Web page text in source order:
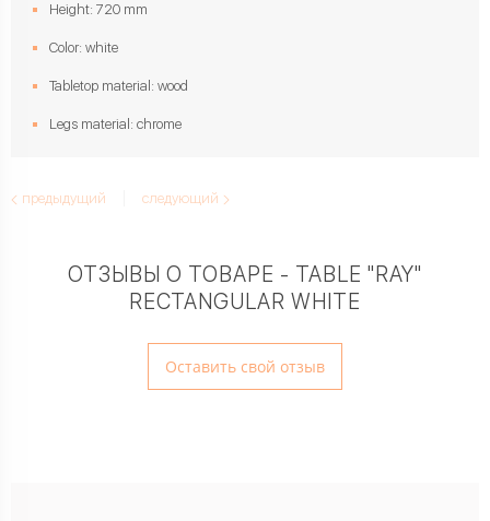
Height: 720 mm
Color: white
Tabletop material: wood
Legs material: chrome
предыдущий следующий
ОТЗЫВЫ О ТОВАРЕ - TABLE "RAY"
RECTANGULAR WHITE
Оставить свой отзыв